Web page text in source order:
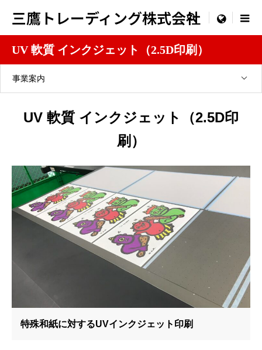
三鷹トレーディング株式会社
 menu
UV 軟質 インクジェット（2.5D印刷）
事業案内
UV 軟質 インクジェット（2.5D印
刷）
特殊和紙に対するUVインクジェット印刷